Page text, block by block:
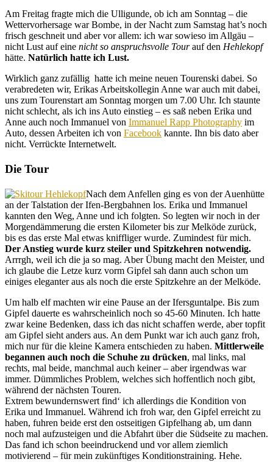
Am Freitag fragte mich die Ulligunde, ob ich am Sonntag – die
Wettervorhersage war Bombe, in der Nacht zum Samstag hat’s noch
frisch geschneit und aber vor allem: ich war sowieso im Allgäu –
nicht Lust auf eine nicht so anspruchsvolle Tourauf den Hehlekopf
hätte. Natürlich hatte ich Lust.
Wirklich ganz zufällig hatte ich meine neuen Tourenski dabei. So
verabredeten wir, Erikas Arbeitskollegin Anne war auch mit dabei,
uns zum Tourenstart am Sonntag morgen um 7.00 Uhr. Ich staunte
nicht schlecht, als ich ins Auto einstieg – es saß neben Erika und
Anne auch noch Immanuel von Immanuel Rapp Photography im
Auto, dessen Arbeiten ich von Facebook kannte. Ihn bis dato aber
nicht. Verrückte Internetwelt.
Die Tour
Nach dem Anfellen ging es von der Auenhütte
an der Talstation der Ifen-Bergbahnen los. Erika und Immanuel
kannten den Weg, Anne und ich folgten. So legten wir noch in der
Morgendämmerung die ersten Kilometer bis zur Melköde zurück,
bis es das erste Mal etwas kniffliger wurde. Zumindest für mich.
Der Anstieg wurde kurz steiler und Spitzkehren notwendig.
Arrrgh, weil ich die ja so mag. Aber Übung macht den Meister, und
ich glaube die Letze kurz vorm Gipfel sah dann auch schon um
einiges eleganter aus als noch die erste Spitzkehre an der Melköde.
Um halb elf machten wir eine Pause an der Ifersguntalpe. Bis zum
Gipfel dauerte es wahrscheinlich noch so 45-60 Minuten. Ich hatte
zwar keine Bedenken, dass ich das nicht schaffen werde, aber topfit
am Gipfel sieht anders aus. An dem Punkt war ich auch ganz froh,
mich nur für die kleine Kamera entschieden zu haben. Mittlerweile
begannen auch noch die Schuhe zu drücken, mal links, mal
rechts, mal beide, manchmal auch keiner – aber irgendwas war
immer. Dümmliches Problem, welches sich hoffentlich noch gibt,
während der nächsten Touren.
Extrem bewundernswert find‘ ich allerdings die Kondition von
Erika und Immanuel. Während ich froh war, den Gipfel erreicht zu
haben, fuhren beide erst den ostseitigen Gipfelhang ab, um dann
noch mal aufzusteigen und die Abfahrt über die Südseite zu machen.
Das fand ich schon beeindruckend und vor allem ziemlich
motivierend – für mein zukünftiges Konditionstraining. Hehe.